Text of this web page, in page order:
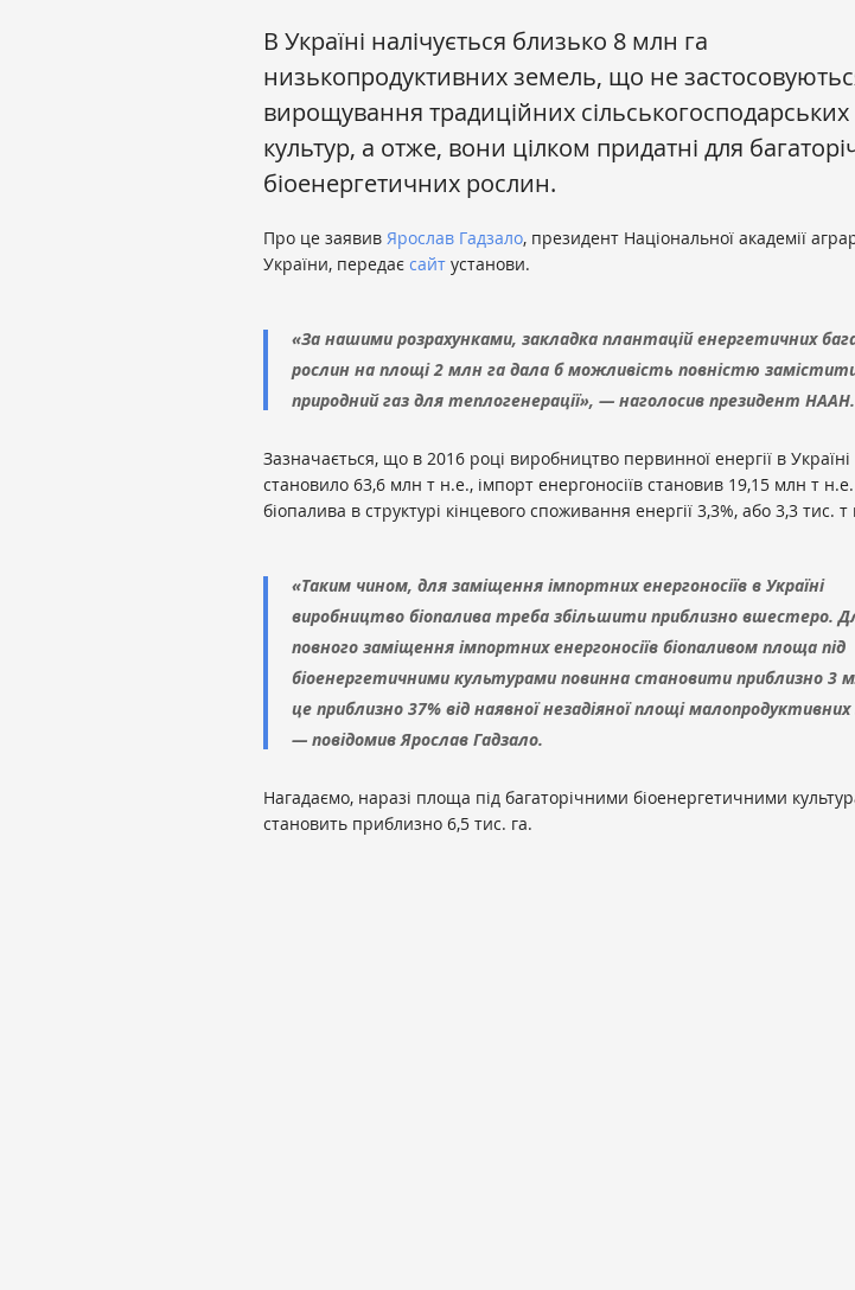
В Україні налічується близько 8 млн га
низькопродуктивних земель, що не
вирощування традиційних сільськогосподарських
культур, а отже, вони цілком придатні для
біоенергетичних рослин.
Про це заявив Ярослав Гадзало, президент Національної академії
України, передає сайт установи.
«За нашими розрахунками, закладка плантацій енергетичних
рослин на площі 2 млн га дала б можливість повністю
природний газ для теплогенерації», — наголосив президент НААН.
Зазначається, що в 2016 році виробництво первинної енергії в Україні
становило 63,6 млн т н.е., імпорт енергоносіїв становив 19,15 млн т
біопалива в структурі кінцевого споживання енергії 3,3%, або 3,3 тис. т
«Таким чином, для заміщення імпортних енергоносіїв в Україні
виробництво біопалива треба збільшити приблизно вшестеро.
повного заміщення імпортних енергоносіїв біопаливом площа під
біоенергетичними культурами повинна становити приблизно 3
це приблизно 37% від наявної незадіяної площі
— повідомив Ярослав Гадзало.
Нагадаємо, наразі площа під багаторічними біоенергетичними
становить приблизно 6,5 тис. га.